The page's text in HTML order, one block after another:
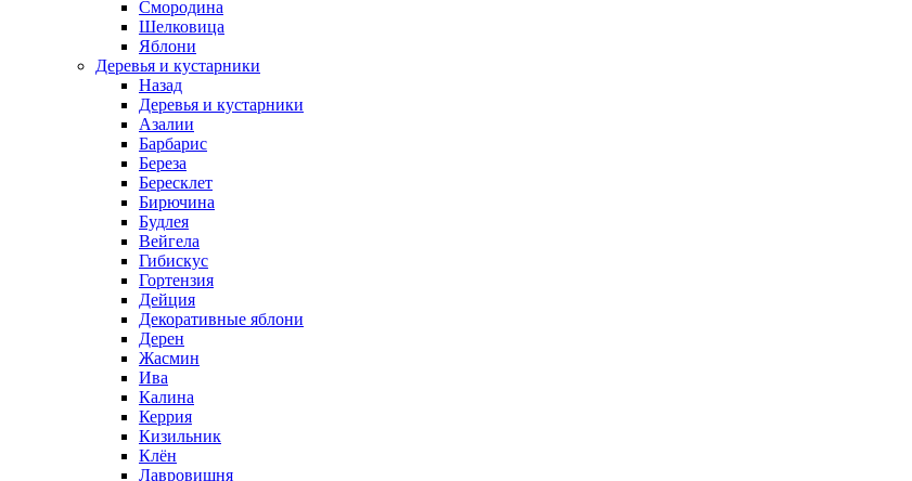
Смородина
Шелковица
Яблони
Деревья и кустарники
Назад
Деревья и кустарники
Азалии
Барбарис
Береза
Бересклет
Бирючина
Будлея
Вейгела
Гибискус
Гортензия
Дейция
Декоративные яблони
Дерен
Жасмин
Ива
Калина
Керрия
Кизильник
Клён
Лавровишня